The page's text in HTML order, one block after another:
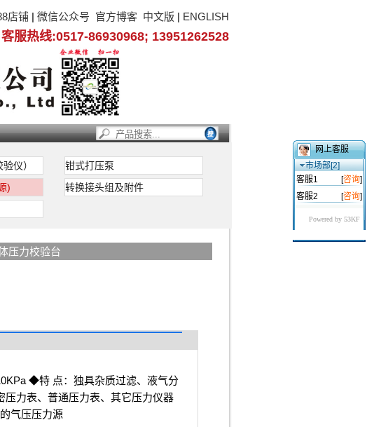
店铺 | 微信公众号 官方博客 中文版 | ENGLISH
客服热线:0517-86930968; 13951262528
仪）
钳式打压泵
)
转换接头组及附件
压力校验台
◆特 点：独具杂质过滤、液气分
力表、普通压力表、其它压力仪器
气压压力源
网上客服
市场部[2]
客服1
[咨询]
客服2
[咨询]
Powered by 53KF